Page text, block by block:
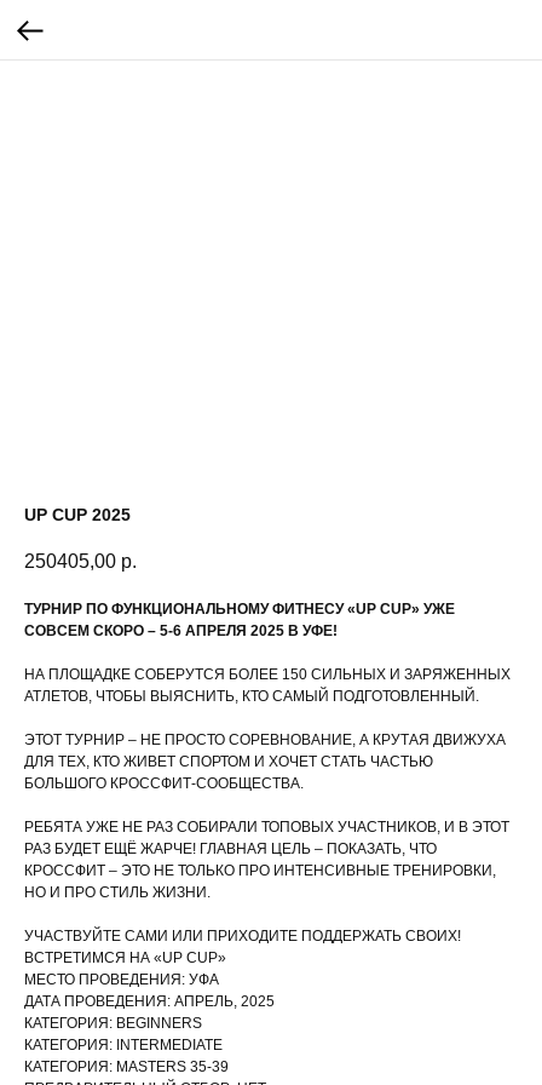
UP CUP 2025
250405,00 р.
ТУРНИР ПО ФУНКЦИОНАЛЬНОМУ ФИТНЕСУ «UP CUP» УЖЕ
СОВСЕМ СКОРО – 5-6 АПРЕЛЯ 2025 В УФЕ!
НА ПЛОЩАДКЕ СОБЕРУТСЯ БОЛЕЕ 150 СИЛЬНЫХ И ЗАРЯЖЕННЫХ
АТЛЕТОВ, ЧТОБЫ ВЫЯСНИТЬ, КТО САМЫЙ ПОДГОТОВЛЕННЫЙ.
ЭТОТ ТУРНИР – НЕ ПРОСТО СОРЕВНОВАНИЕ, А КРУТАЯ ДВИЖУХА
ДЛЯ ТЕХ, КТО ЖИВЕТ СПОРТОМ И ХОЧЕТ СТАТЬ ЧАСТЬЮ
БОЛЬШОГО КРОССФИТ-СООБЩЕСТВА.
РЕБЯТА УЖЕ НЕ РАЗ СОБИРАЛИ ТОПОВЫХ УЧАСТНИКОВ, И В ЭТОТ
РАЗ БУДЕТ ЕЩЁ ЖАРЧЕ! ГЛАВНАЯ ЦЕЛЬ – ПОКАЗАТЬ, ЧТО
КРОССФИТ – ЭТО НЕ ТОЛЬКО ПРО ИНТЕНСИВНЫЕ ТРЕНИРОВКИ,
НО И ПРО СТИЛЬ ЖИЗНИ.
УЧАСТВУЙТЕ САМИ ИЛИ ПРИХОДИТЕ ПОДДЕРЖАТЬ СВОИХ!
ВСТРЕТИМСЯ НА «UP CUP»
МЕСТО ПРОВЕДЕНИЯ: УФА
ДАТА ПРОВЕДЕНИЯ: АПРЕЛЬ, 2025
КАТЕГОРИЯ: BEGINNERS
КАТЕГОРИЯ: INTERMEDIATE
КАТЕГОРИЯ: MASTERS 35-39